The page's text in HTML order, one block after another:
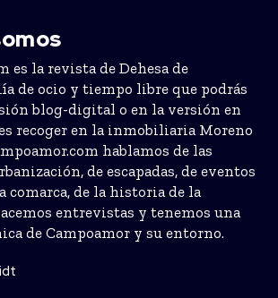
es la revista de Dehesa de
de ocio y tiempo libre que podrás
blog-digital o en la versión en
recoger en la inmobiliaria Moreno
hablamos de las
de escapadas, de eventos
comarca, de la historia de la
entrevistas y tenemos una
de Campoamor y su entorno.